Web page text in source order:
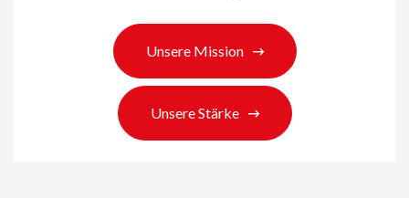
Unsere Mission
Unsere Stärke